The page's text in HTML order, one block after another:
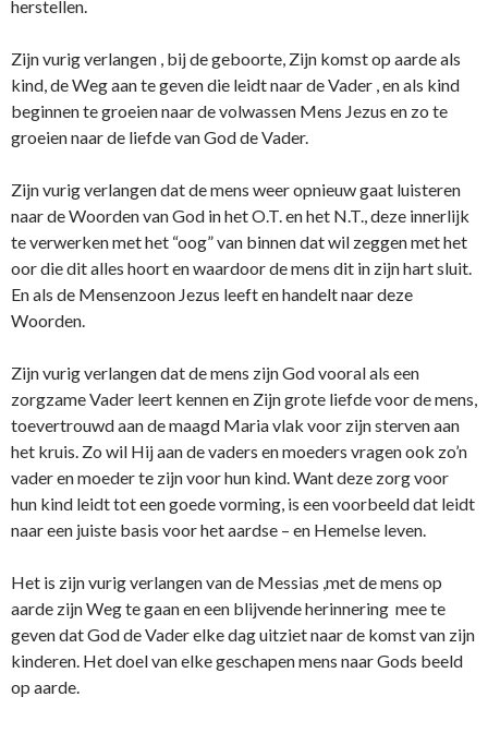
herstellen.
Zijn vurig verlangen , bij de geboorte, Zijn komst op aarde als
kind, de Weg aan te geven die leidt naar de Vader , en als kind
beginnen te groeien naar de volwassen Mens Jezus en zo te
groeien naar de liefde van God de Vader.
Zijn vurig verlangen dat de mens weer opnieuw gaat luisteren
naar de Woorden van God in het O.T. en het N.T., deze innerlijk
te verwerken met het “oog” van binnen dat wil zeggen met het
oor die dit alles hoort en waardoor de mens dit in zijn hart sluit.
En als de Mensenzoon Jezus leeft en handelt naar deze
Woorden.
Zijn vurig verlangen dat de mens zijn God vooral als een
zorgzame Vader leert kennen en Zijn grote liefde voor de mens,
toevertrouwd aan de maagd Maria vlak voor zijn sterven aan
het kruis. Zo wil Hij aan de vaders en moeders vragen ook zo’n
vader en moeder te zijn voor hun kind. Want deze zorg voor
hun kind leidt tot een goede vorming, is een voorbeeld dat leidt
naar een juiste basis voor het aardse – en Hemelse leven.
Het is zijn vurig verlangen van de Messias ,met de mens op
aarde zijn Weg te gaan en een blijvende herinnering mee te
geven dat God de Vader elke dag uitziet naar de komst van zijn
kinderen. Het doel van elke geschapen mens naar Gods beeld
op aarde.